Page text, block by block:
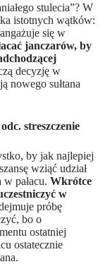
stulecia”? W
istotnych wątków:
się w
janczarów, by
decyzję w
nowego sułtana
streszczenie
by jak najlepiej
wziąć udział
pałacu. Wkrótce
w
próbę
bo o
ostatniej
ostatecznie